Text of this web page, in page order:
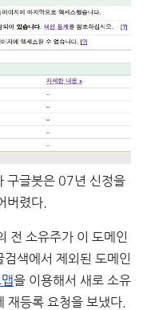
구글봇은 07년 신정을
버렸다.
전 소유주가 이 도메인
색에서 제외된 도메인
을 이용해서 새로 소유
재등록 요청을 보냈다.